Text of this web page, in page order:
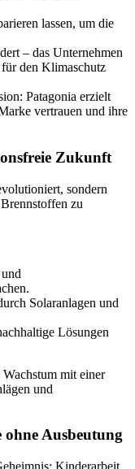
lassen, um die
– das Unternehmen
den Klimaschutz
Patagonia erzielt
vertrauen und ihre
Zukunft
sondern
zu
Solaranlagen und
Lösungen
mit einer
und
ohne Ausbeutung
Kinderarbeit